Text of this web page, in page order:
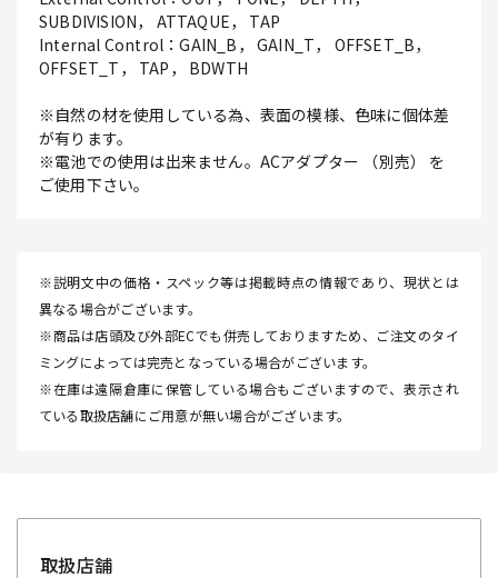
SUBDIVISION， ATTAQUE， TAP
Internal Control：GAIN_B， GAIN_T， OFFSET_B，
OFFSET_T， TAP， BDWTH
※自然の材を使用している為、表面の模様、色味に個体差
が有ります。
※電池での使用は出来ません。ACアダプター （別売） を
ご使用下さい。
※説明文中の価格・スペック等は掲載時点の情報であり、現状とは
異なる場合がございます。
※商品は店頭及び外部ECでも併売しておりますため、ご注文のタイ
ミングによっては完売となっている場合がございます。
※在庫は遠隔倉庫に保管している場合もございますので、表示され
ている取扱店舗にご用意が無い場合がございます。
取扱店舗